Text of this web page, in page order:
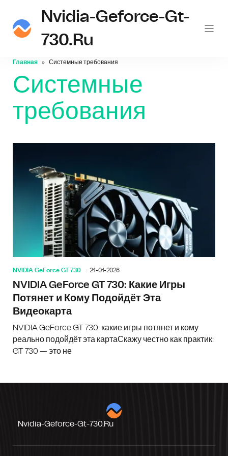
Nvidia-Geforce-Gt-
730.ru
Главная Системные требования
Системные
требования
NVIDIA GeForce GT 730 24-01-2026
NVIDIA GeForce GT 730: Какие Игры
Потянет и Кому Подойдёт Эта
Видеокарта
NVIDIA GeForce GT 730: какие игры потянет и кому
реально подойдёт эта картаСкажу честно как практик:
GT 730 — это не
Nvidia-Geforce-Gt-730.ru